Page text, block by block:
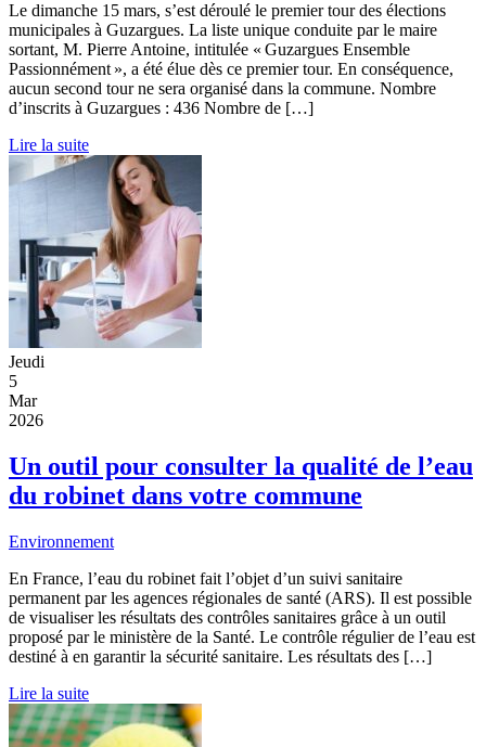
Le dimanche 15 mars, s’est déroulé le premier tour des élections
municipales à Guzargues. La liste unique conduite par le maire
sortant, M. Pierre Antoine, intitulée « Guzargues Ensemble
Passionnément », a été élue dès ce premier tour. En conséquence,
aucun second tour ne sera organisé dans la commune. Nombre
d’inscrits à Guzargues : 436 Nombre de […]
Lire la suite
Jeudi
5
Mar
2026
Un outil pour consulter la qualité de l’eau
du robinet dans votre commune
Environnement
En France, l’eau du robinet fait l’objet d’un suivi sanitaire
permanent par les agences régionales de santé (ARS). Il est possible
de visualiser les résultats des contrôles sanitaires grâce à un outil
proposé par le ministère de la Santé. Le contrôle régulier de l’eau est
destiné à en garantir la sécurité sanitaire. Les résultats des […]
Lire la suite